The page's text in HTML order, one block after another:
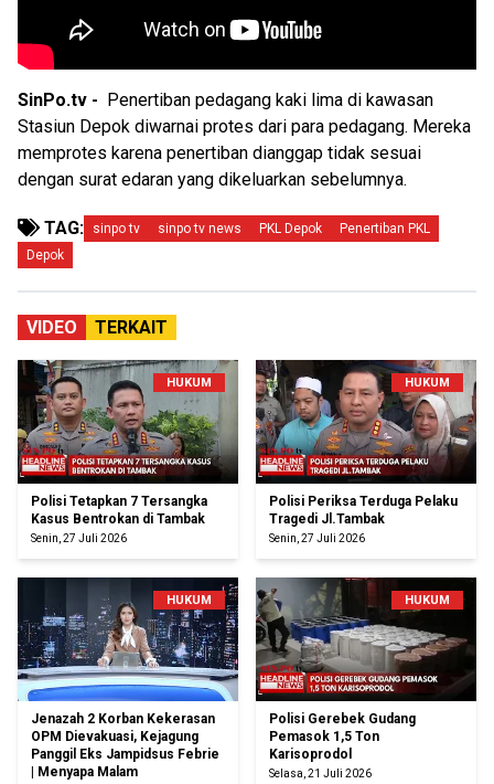
SinPo.tv -
Penertiban pedagang kaki lima di kawasan
Stasiun Depok diwarnai protes dari para pedagang. Mereka
memprotes karena penertiban dianggap tidak sesuai
dengan surat edaran yang dikeluarkan sebelumnya.
TAG: sinpo tv sinpo tv news PKL Depok
Penertiban PKL
Depok
VIDEO TERKAIT
HUKUM
Polisi Tetapkan 7 Tersangka
Kasus Bentrokan di Tambak
Senin, 27 Juli 2026
HUKUM
Polisi Periksa Terduga Pelaku
Tragedi Jl.Tambak
Senin, 27 Juli 2026
HUKUM
Jenazah 2 Korban Kekerasan
OPM Dievakuasi, Kejagung
Panggil Eks Jampidsus Febrie
| Menyapa Malam
HUKUM
Polisi Gerebek Gudang
Pemasok 1,5 Ton
Karisoprodol
Selasa, 21 Juli 2026